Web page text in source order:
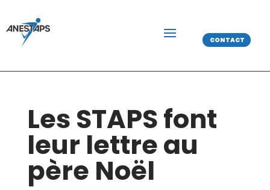
CONTACT
Les STAPS font
leur lettre au
père Noël